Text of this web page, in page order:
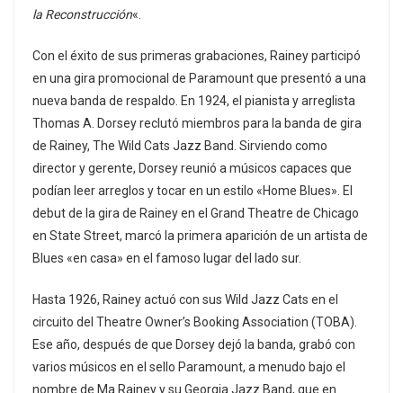
la Reconstrucción«.
Con el éxito de sus primeras grabaciones, Rainey participó
en una gira promocional de Paramount que presentó a una
nueva banda de respaldo. En 1924, el pianista y arreglista
Thomas A. Dorsey reclutó miembros para la banda de gira
de Rainey, The Wild Cats Jazz Band. Sirviendo como
director y gerente, Dorsey reunió a músicos capaces que
podían leer arreglos y tocar en un estilo «Home Blues». El
debut de la gira de Rainey en el Grand Theatre de Chicago
en State Street, marcó la primera aparición de un artista de
Blues «en casa» en el famoso lugar del lado sur.
Hasta 1926, Rainey actuó con sus Wild Jazz Cats en el
circuito del Theatre Owner’s Booking Association (TOBA).
Ese año, después de que Dorsey dejó la banda, grabó con
varios músicos en el sello Paramount, a menudo bajo el
nombre de Ma Rainey y su Georgia Jazz Band, que en